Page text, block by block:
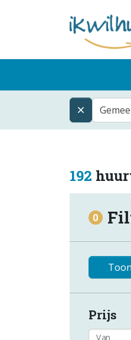
192
0
Prijs
Van